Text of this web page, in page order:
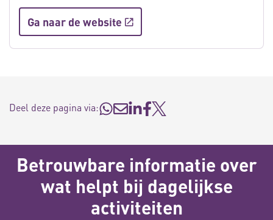
Ga naar de website
Deel deze pagina via:
Betrouwbare informatie over
wat helpt bij dagelijkse
activiteiten